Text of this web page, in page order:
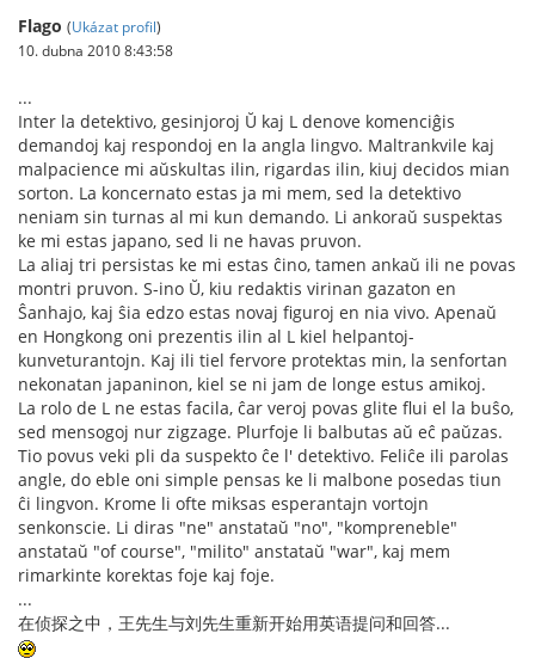
Flago (Ukázat profil)
10. dubna 2010 8:43:58
...
Inter la detektivo, gesinjoroj Ŭ kaj L denove komenciĝis
demandoj kaj respondoj en la angla lingvo. Maltrankvile kaj
malpacience mi aŭskultas ilin, rigardas ilin, kiuj decidos mian
sorton. La koncernato estas ja mi mem, sed la detektivo
neniam sin turnas al mi kun demando. Li ankoraŭ suspektas
ke mi estas japano, sed li ne havas pruvon.
La aliaj tri persistas ke mi estas ĉino, tamen ankaŭ ili ne povas
montri pruvon. S-ino Ŭ, kiu redaktis virinan gazaton en
Ŝanhajo, kaj ŝia edzo estas novaj figuroj en nia vivo. Apenaŭ
en Hongkong oni prezentis ilin al L kiel helpantoj-
kunveturantojn. Kaj ili tiel fervore protektas min, la senfortan
nekonatan japaninon, kiel se ni jam de longe estus amikoj.
La rolo de L ne estas facila, ĉar veroj povas glite flui el la buŝo,
sed mensogoj nur zigzage. Plurfoje li balbutas aŭ eĉ paŭzas.
Tio povus veki pli da suspekto ĉe l' detektivo. Feliĉe ili parolas
angle, do eble oni simple pensas ke li malbone posedas tiun
ĉi lingvon. Krome li ofte miksas esperantajn vortojn
senkonscie. Li diras "ne" anstataŭ "no", "kompreneble"
anstataŭ "of course", "milito" anstataŭ "war", kaj mem
rimarkinte korektas foje kaj foje.
...
在侦探之中，王先生与刘先生重新开始用英语提问和回答...